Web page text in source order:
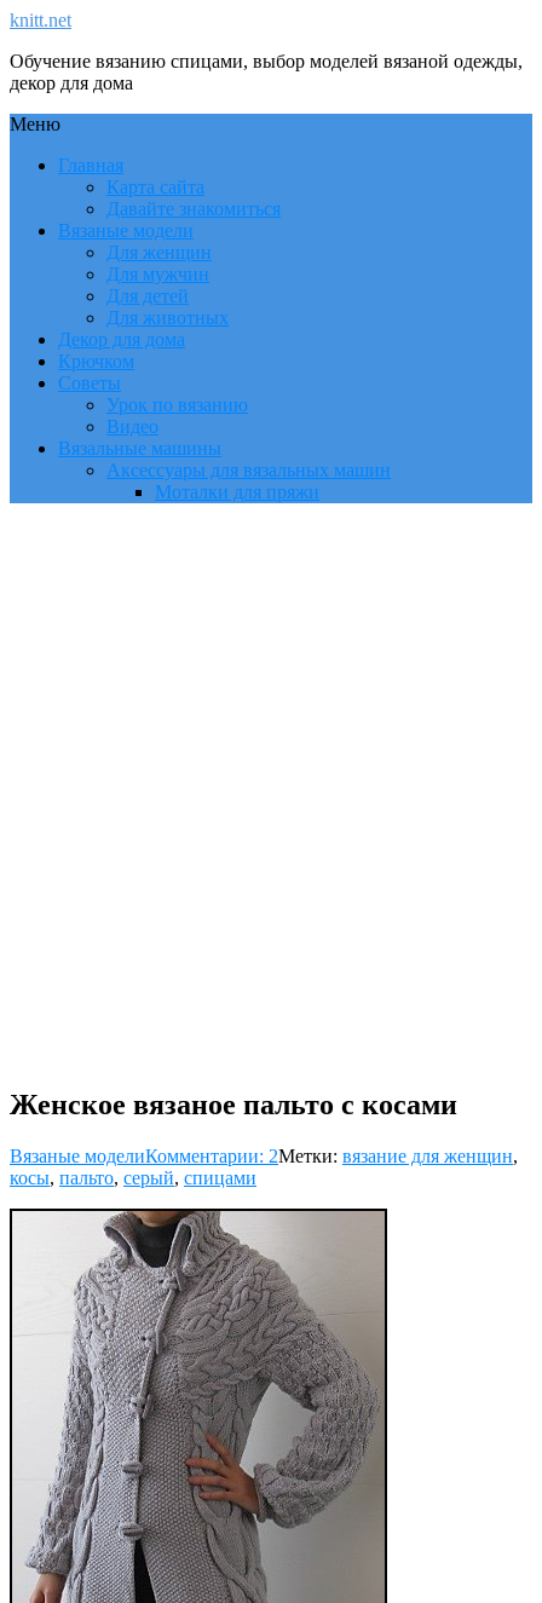
knitt.net
Обучение вязанию спицами, выбор моделей вязаной одежды,
декор для дома
Меню
Главная
Карта сайта
Давайте знакомиться
Вязаные модели
Для женщин
Для мужчин
Для детей
Для животных
Декор для дома
Крючком
Советы
Урок по вязанию
Видео
Вязальные машины
Аксессуары для вязальных машин
Моталки для пряжи
Женское вязаное пальто с косами
Вязаные моделиКомментарии: 2Метки: вязание для женщин,
косы, пальто, серый, спицами